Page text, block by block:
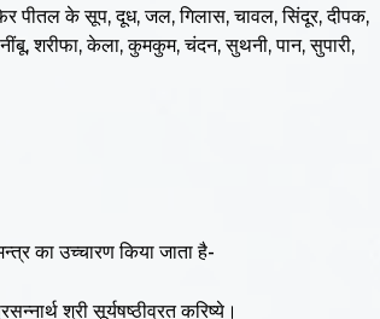
पीतल के सूप, दूध, जल, गिलास, चावल, सिंदूर, दीपक,
नींबू, शरीफा, केला, कुमकुम, चंदन, सुथनी, पान, सुपारी,
का उच्चारण किया जाता है-
श्री सूर्यषष्ठीव्रत करिष्ये।